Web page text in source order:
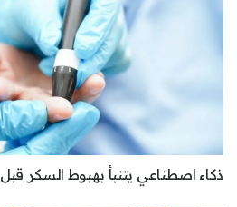
ذكاء اصطناعي يتنبأ بهبوط السكر قبل 24 ساعة